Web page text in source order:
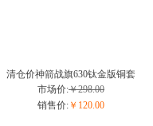
清仓价神箭战旗630钛金版铜套
弓眼反曲球卡六股弹弓
市场价:￥298.00
销售价: ￥120.00